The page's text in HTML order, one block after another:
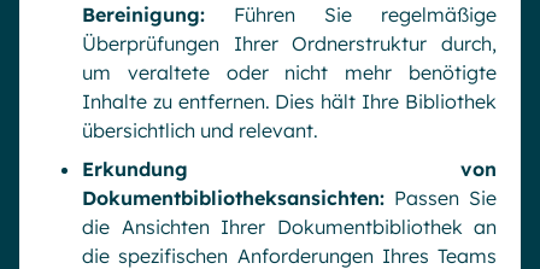
Bereinigung: Führen Sie regelmäßige
Überprüfungen Ihrer Ordnerstruktur durch,
um veraltete oder nicht mehr benötigte
Inhalte zu entfernen. Dies hält Ihre Bibliothek
übersichtlich und relevant.
Erkundung von
Dokumentbibliotheksansichten: Passen Sie
die Ansichten Ihrer Dokumentbibliothek an
die spezifischen Anforderungen Ihres Teams